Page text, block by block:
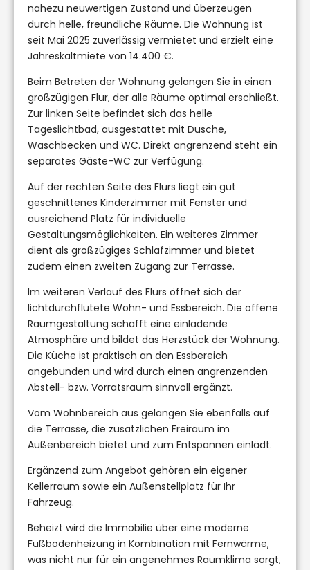
nahezu neuwertigen Zustand und überzeugen
durch helle, freundliche Räume. Die Wohnung ist
seit Mai 2025 zuverlässig vermietet und erzielt eine
Jahreskaltmiete von 14.400 €.
Beim Betreten der Wohnung gelangen Sie in einen
großzügigen Flur, der alle Räume optimal erschließt.
Zur linken Seite befindet sich das helle
Tageslichtbad, ausgestattet mit Dusche,
Waschbecken und WC. Direkt angrenzend steht ein
separates Gäste-WC zur Verfügung.
Auf der rechten Seite des Flurs liegt ein gut
geschnittenes Kinderzimmer mit Fenster und
ausreichend Platz für individuelle
Gestaltungsmöglichkeiten. Ein weiteres Zimmer
dient als großzügiges Schlafzimmer und bietet
zudem einen zweiten Zugang zur Terrasse.
Im weiteren Verlauf des Flurs öffnet sich der
lichtdurchflutete Wohn- und Essbereich. Die offene
Raumgestaltung schafft eine einladende
Atmosphäre und bildet das Herzstück der Wohnung.
Die Küche ist praktisch an den Essbereich
angebunden und wird durch einen angrenzenden
Abstell- bzw. Vorratsraum sinnvoll ergänzt.
Vom Wohnbereich aus gelangen Sie ebenfalls auf
die Terrasse, die zusätzlichen Freiraum im
Außenbereich bietet und zum Entspannen einlädt.
Ergänzend zum Angebot gehören ein eigener
Kellerraum sowie ein Außenstellplatz für Ihr
Fahrzeug.
Beheizt wird die Immobilie über eine moderne
Fußbodenheizung in Kombination mit Fernwärme,
was nicht nur für ein angenehmes Raumklima sorgt,